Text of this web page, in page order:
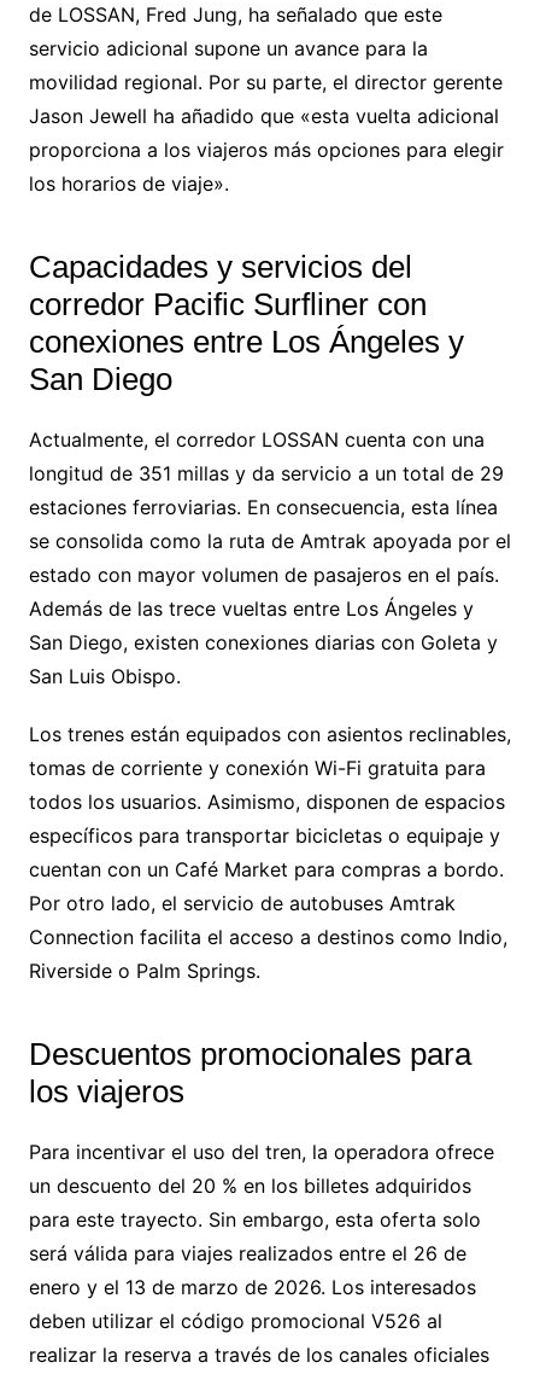
de LOSSAN, Fred Jung, ha señalado que este
servicio adicional supone un avance para la
movilidad regional. Por su parte, el director gerente
Jason Jewell ha añadido que «esta vuelta adicional
proporciona a los viajeros más opciones para elegir
los horarios de viaje».
Capacidades y servicios del
corredor Pacific Surfliner con
conexiones entre Los Ángeles y
San Diego
Actualmente, el corredor LOSSAN cuenta con una
longitud de 351 millas y da servicio a un total de 29
estaciones ferroviarias. En consecuencia, esta línea
se consolida como la ruta de Amtrak apoyada por el
estado con mayor volumen de pasajeros en el país.
Además de las trece vueltas entre Los Ángeles y
San Diego, existen conexiones diarias con Goleta y
San Luis Obispo.
Los trenes están equipados con asientos reclinables,
tomas de corriente y conexión Wi-Fi gratuita para
todos los usuarios. Asimismo, disponen de espacios
específicos para transportar bicicletas o equipaje y
cuentan con un Café Market para compras a bordo.
Por otro lado, el servicio de autobuses Amtrak
Connection facilita el acceso a destinos como Indio,
Riverside o Palm Springs.
Descuentos promocionales para
los viajeros
Para incentivar el uso del tren, la operadora ofrece
un descuento del 20 % en los billetes adquiridos
para este trayecto. Sin embargo, esta oferta solo
será válida para viajes realizados entre el 26 de
enero y el 13 de marzo de 2026. Los interesados
deben utilizar el código promocional V526 al
realizar la reserva a través de los canales oficiales